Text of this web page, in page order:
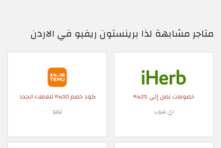
متاجر مشابهة لذا برينستون ريفيو في الاردن
خصومات تصل إلى 25%
اي هيرب
كود خصم 30% للعملاء الجدد
تيمو